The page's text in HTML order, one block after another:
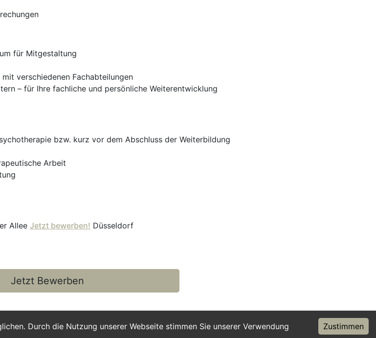
Durch die Nutzung unserer Webseite stimmen Sie unserer Verwendung
Zustimmen
für Mitgestaltung
verschiedenen Fachabteilungen
– für Ihre fachliche und persönliche Weiterentwicklung
bzw. kurz vor dem Abschluss der Weiterbildung
Arbeit
Allee Jetzt bewerben! Düsseldorf
Jetzt Bewerben